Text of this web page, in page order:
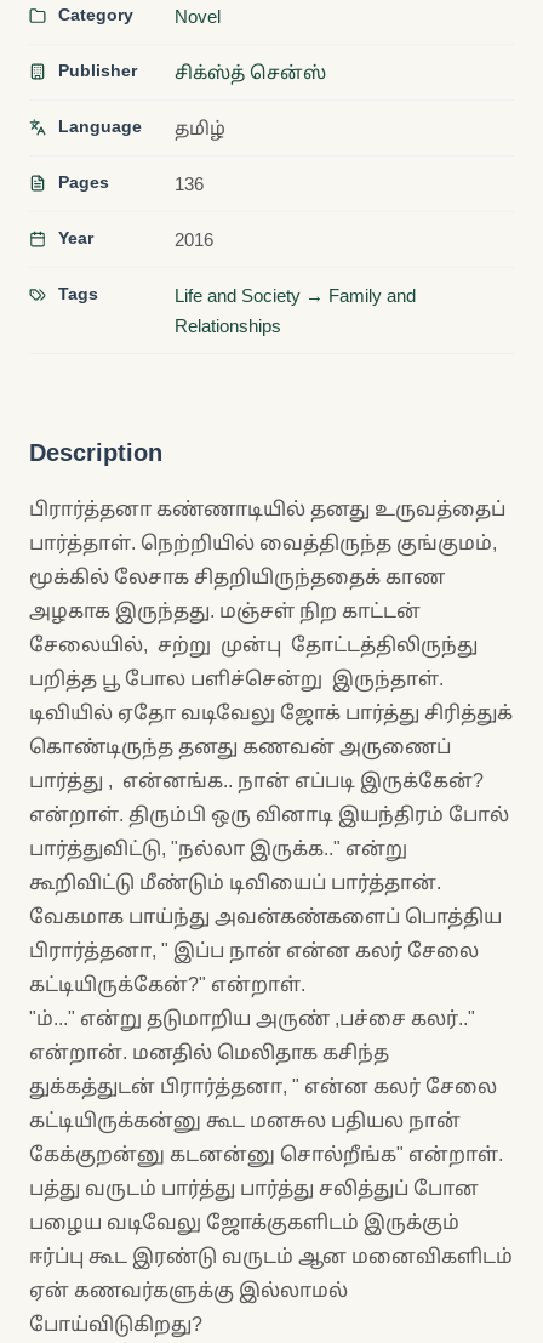
Category Novel
Publisher சிக்ஸ்த் சென்ஸ்
Language தமிழ்
Pages 136
Year 2016
Tags
Life and Society → Family and
Relationships
Description
பிரார்த்தனா கண்ணாடியில் தனது உருவத்தைப்
பார்த்தாள். நெற்றியில் வைத்திருந்த குங்குமம்,
மூக்கில் லேசாக சிதறியிருந்ததைக் காண
அழகாக இருந்தது. மஞ்சள் நிற காட்டன்
சேலையில், சற்று முன்பு தோட்டத்திலிருந்து
பறித்த பூ போல பளிச்சென்று இருந்தாள்.
டிவியில் ஏதோ வடிவேலு ஜோக் பார்த்து சிரித்துக்
கொண்டிருந்த தனது கணவன் அருணைப்
பார்த்து , என்னங்க.. நான் எப்படி இருக்கேன்?
என்றாள். திரும்பி ஒரு வினாடி இயந்திரம் போல்
பார்த்துவிட்டு, "நல்லா இருக்க.." என்று
கூறிவிட்டு மீண்டும் டிவியைப் பார்த்தான்.
வேகமாக பாய்ந்து அவன்கண்களைப் பொத்திய
பிரார்த்தனா, " இப்ப நான் என்ன கலர் சேலை
கட்டியிருக்கேன்?" என்றாள்.
"ம்..." என்று தடுமாறிய அருண் ,பச்சை கலர்.."
என்றான். மனதில் மெலிதாக கசிந்த
துக்கத்துடன் பிரார்த்தனா, " என்ன கலர் சேலை
கட்டியிருக்கன்னு கூட மனசுல பதியல நான்
கேக்குறன்னு கடனன்னு சொல்றீங்க" என்றாள்.
பத்து வருடம் பார்த்து பார்த்து சலித்துப் போன
பழைய வடிவேலு ஜோக்குகளிடம் இருக்கும்
ஈர்ப்பு கூட இரண்டு வருடம் ஆன மனைவிகளிடம்
ஏன் கணவர்களுக்கு இல்லாமல்
போய்விடுகிறது?